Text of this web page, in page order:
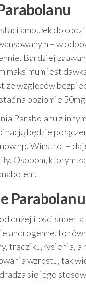
ampułek do
– w
Bardziej
maksimum jest
ze względów
na poziomie
Parabolanu z
będzie
np. Winstrol –
Osobom, którym
Parabolanu
dużej ilości
androgenne, to
trądziku, łysienia,
wzrostu, tak
się jego